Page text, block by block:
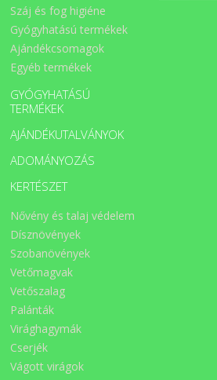
Száj és fog higiéne
Gyógyhatású termékek
Ajándékcsomagok
Egyéb termékek
GYÓGYHATÁSÚ
TERMÉKEK
AJÁNDÉKUTALVÁNYOK
ADOMÁNYOZÁS
KERTÉSZET
Nővény és talaj védelem
Dísznövények
Szobanövények
Vetőmagvak
Vetőszalag
Palánták
Virághagymák
Cserjék
Vágott virágok